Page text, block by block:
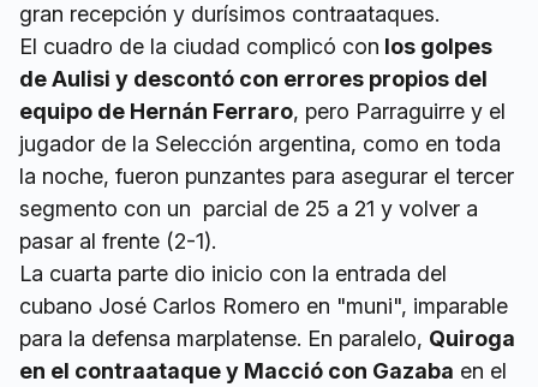
gran recepción y durísimos contraataques.
El cuadro de la ciudad complicó con los golpes
de Aulisi y descontó con errores propios del
equipo de Hernán Ferraro, pero Parraguirre y el
jugador de la Selección argentina, como en toda
la noche, fueron punzantes para asegurar el tercer
segmento con un parcial de 25 a 21 y volver a
pasar al frente (2-1).
La cuarta parte dio inicio con la entrada del
cubano José Carlos Romero en "muni", imparable
para la defensa marplatense. En paralelo, Quiroga
en el contraataque y Macció con Gazaba en el